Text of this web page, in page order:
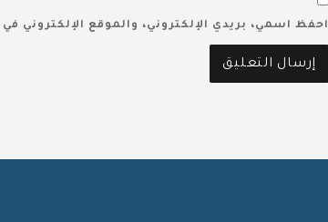
احفظ اسمي، بريدي الإلكتروني، والموقع الإلكتروني